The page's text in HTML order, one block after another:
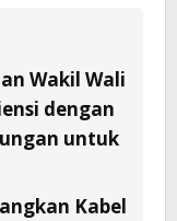
Wakil Wali
dengan
untuk
Kabel